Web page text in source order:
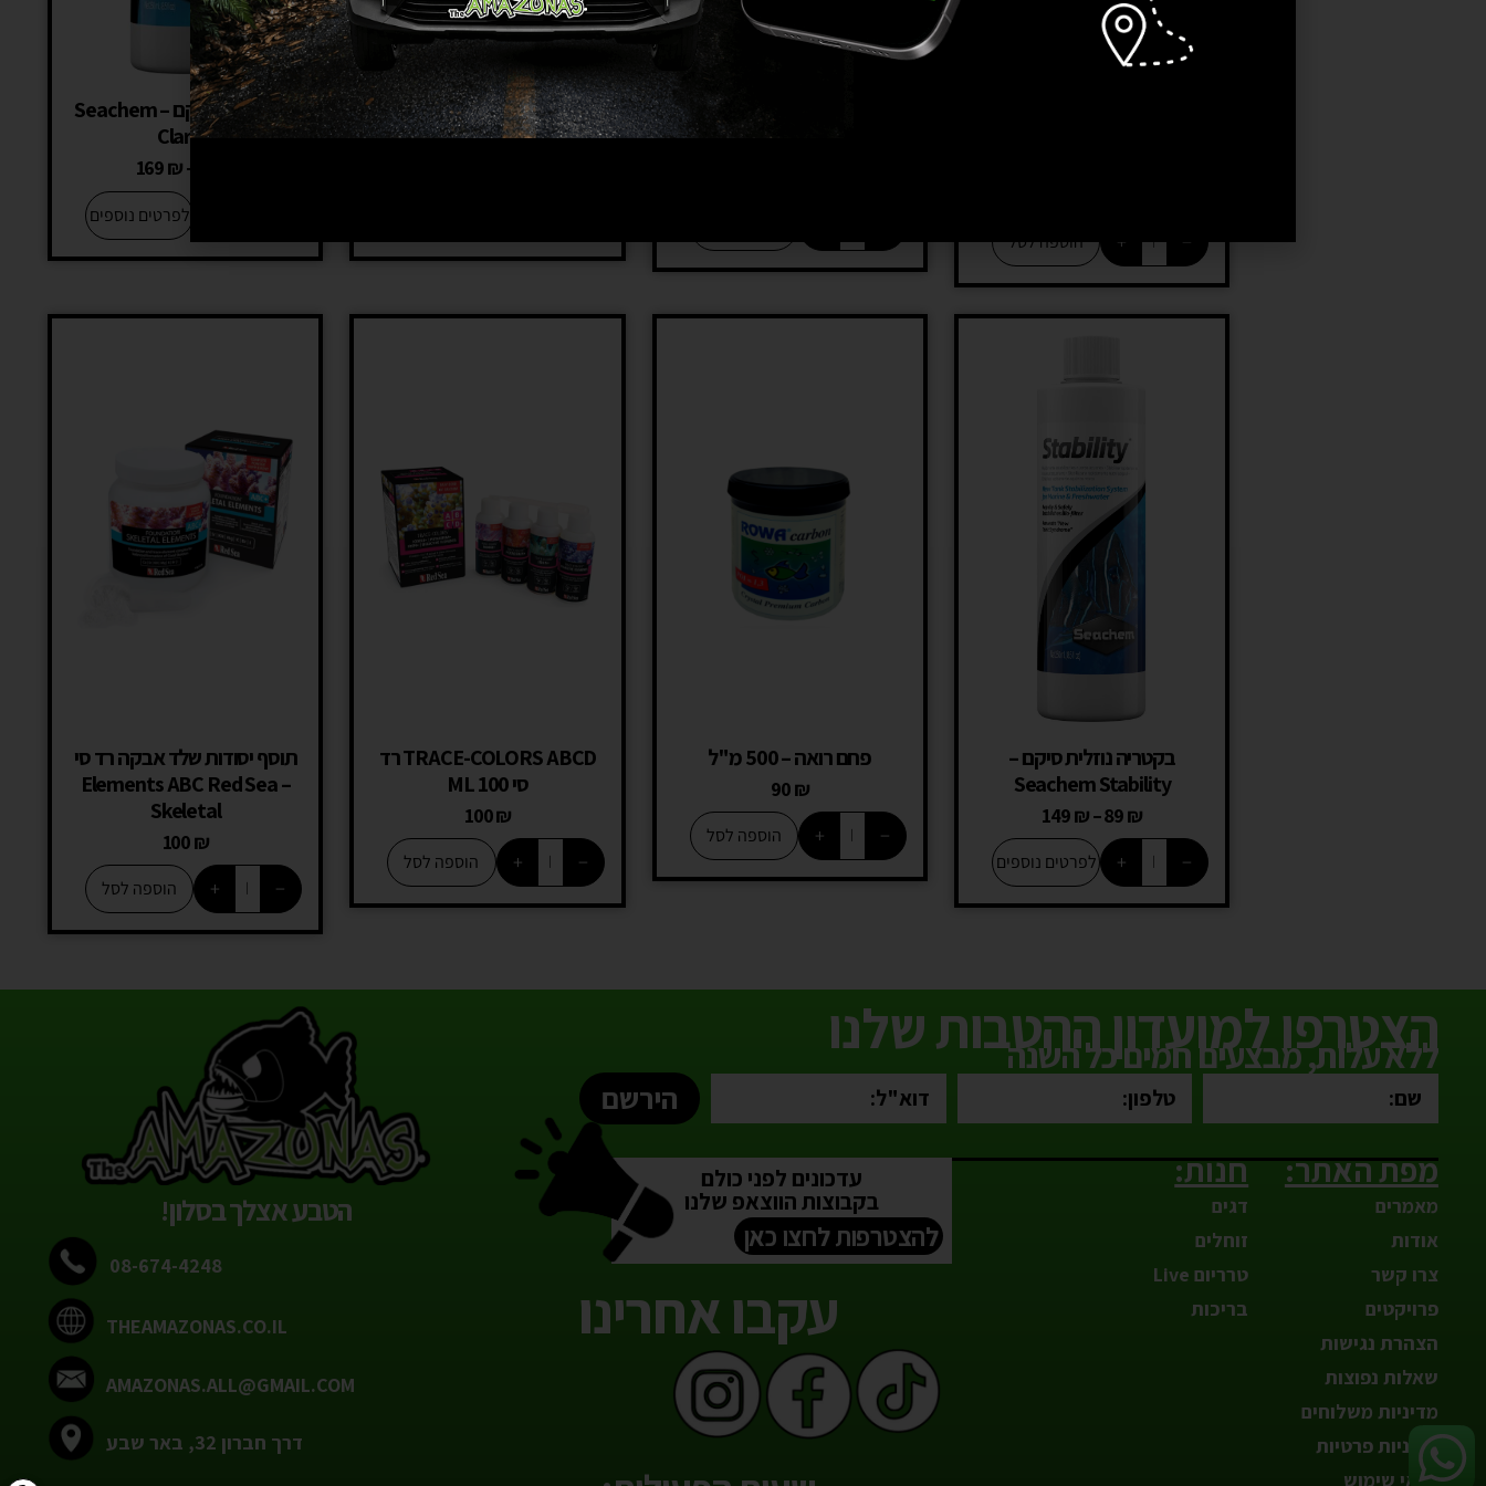
−
+ הוספה לסל
נוזל כיול למד מליחות TLF
אנטי סטרס סיקם – Seachem
StressGuard
מצליל מים סיקם – Seachem
Clarity
–
169₪
לפרטים נוספים
בקטריה נוזלית סיקם –
Seachem Stability
89₪
–
149₪
−
+ לפרטים נוספים
פחם רואה – 500 מ"ל
90₪
−
+ הוספה לסל
TRACE-COLORS ABCD רד
סי 100 ML
100₪
−
+ הוספה לסל
תוסף יסודות שלד אבקה רד סי
– Elements ABC Red Sea
Skeletal
100₪
−
+ הוספה לסל
הצטרפו למועדון ההטבות שלנו
ללא עלות, מבצעים חמים כל השנה
הירשם
מפת האתר:
מאמרים
אודות
צרו קשר
פרויקטים
הצהרת נגישות
שאלות נפוצות
מדיניות משלוחים
מדיניות פרטיות
תנאי שימוש
חנות:
דגים
זוחלים
טרריום Live
בריכות
עדכונים לפני כולם
בקבוצות הווצאפ שלנו
להצטרפות לחצו כאן
עקבו אחרינו
הטבע אצלך בסלון!
08-674-4248
THEAMAZONAS.CO.IL
AMAZONAS.ALL@GMAIL.COM
דרך חברון 32, באר שבע